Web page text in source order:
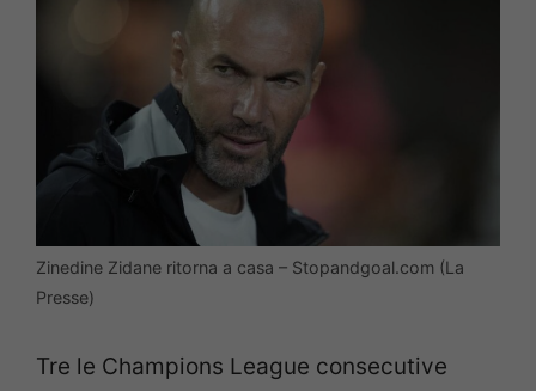
Zinedine Zidane ritorna a casa – Stopandgoal.com (La
Presse)
Tre le Champions League consecutive